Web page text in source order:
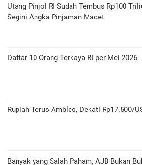
Utang Pinjol RI Sudah Tembus Rp100
Segini Angka Pinjaman Macet
Daftar 10 Orang Terkaya RI per Mei 2026
Rupiah Terus Ambles, Dekati Rp17.500/
Banyak yang Salah Paham, AJB Bukan